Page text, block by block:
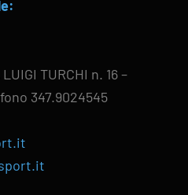
TURCHI n. 16 –
347.9024545